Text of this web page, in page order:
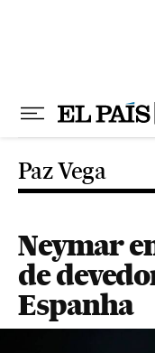
Paz Vega
Neymar
de
Espanha